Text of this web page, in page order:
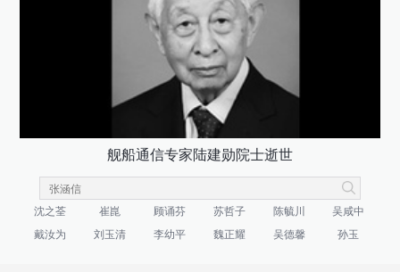
舰船通信专家陆建勋院士逝世
沈之荃 崔崑 顾诵芬 苏哲子 陈毓川
吴咸中
戴汝为
刘玉清 李幼平 魏正耀 吴德馨 孙玉